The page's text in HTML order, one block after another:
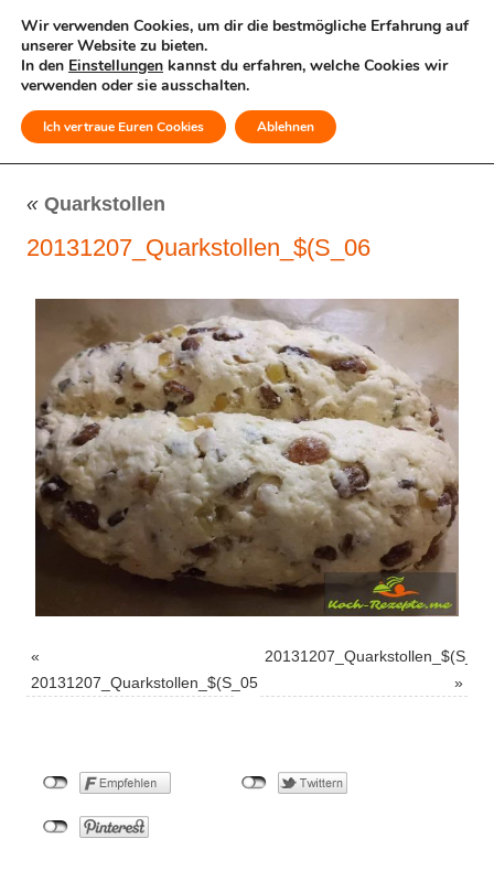
MENÜ
« Quarkstollen
20131207_Quarkstollen_$(S_06
«
20131207_Quarkstollen_$(S_05
20131207_Quarkstollen_$(S_07
»
Wir verwenden Cookies, um dir die bestmögliche Erfahrung auf
unserer Website zu bieten.
In den Einstellungen kannst du erfahren, welche Cookies wir
verwenden oder sie ausschalten.
Ich vertraue Euren Cookies Ablehnen